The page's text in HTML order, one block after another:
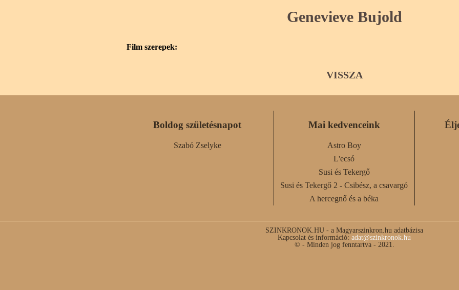
Genevieve Bujold
Film szerepek:
VISSZA
Boldog születésnapot
Szabó Zselyke
Mai kedvenceink
Astro Boy
L'ecsó
Susi és Tekergő
Susi és Tekergő 2 - Csibész, a csavargó
A hercegnő és a béka
SZINKRONOK.HU - a Magyarszinkron.hu adatbázisa
Kapcsolat és információ: adat@szinkronok.hu
© - Minden jog fenntartva - 2021.